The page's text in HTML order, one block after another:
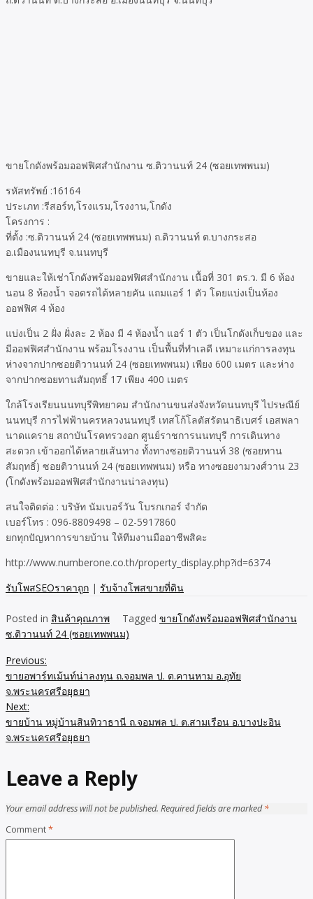
ขายโกดังพร้อมออฟฟิศสำนักงาน ซ.ติวานนท์ 24 (ซอยเทพพนม)
รหัสทรัพย์ :16164
ประเภท :รีสอร์ท,โรงแรม,โรงงาน,โกดัง
โครงการ :
ที่ตั้ง :ซ.ติวานนท์ 24 (ซอยเทพพนม) ถ.ติวานนท์ ต.บางกระสอ
อ.เมืองนนทบุรี จ.นนทบุรี
ขายและให้เช่าโกดังพร้อมออฟฟิศสำนักงาน เนื้อที่ 301 ตร.ว. มี 6 ห้อง
นอน 8 ห้องน้ำ จอดรถได้หลายคัน แถมแอร์ 1 ตัว โดยแบ่งเป็นห้อง
ออฟฟิศ 4 ห้อง
แบ่งเป็น 2 ฝั่ง ฝั่งละ 2 ห้อง มี 4 ห้องน้ำ แอร์ 1 ตัว เป็นโกดังเก็บของ และ
มีออฟฟิศสำนักงาน พร้อมโรงงาน เป็นพื้นที่ทำเลดี เหมาะแก่การลงทุน
ห่างจากปากซอยติวานนท์ 24 (ซอยเทพพนม) เพียง 600 เมตร และห่าง
จากปากซอยทานสัมฤทธิ์ 17 เพียง 400 เมตร
ใกล้โรงเรียนนนทบุรีพิทยาคม สำนักงานขนส่งจังหวัดนนทบุรี ไปรษณีย์
นนทบุรี การไฟฟ้านครหลวงนนทบุรี เทสโก้โลตัสรัตนาธิเบศร์ เอสพลา
นาดแคราย สถาบันโรคทรวงอก ศูนย์ราชการนนทบุรี การเดินทาง
สะดวก เข้าออกได้หลายเส้นทาง ทั้งทางซอยติวานนท์ 38 (ซอยทาน
สัมฤทธิ์) ซอยติวานนท์ 24 (ซอยเทพพนม) หรือ ทางซอยงามวงศ์วาน 23
(โกดังพร้อมออฟฟิศสำนักงานน่าลงทุน)
สนใจติดต่อ : บริษัท นัมเบอร์วัน โบรกเกอร์ จำกัด
เบอร์โทร : 096-8809498 – 02-5917860
ยกทุกปัญหาการขายบ้าน ให้ทีมงานมืออาชีพสิคะ
http://www.numberone.co.th/property_display.php?id=6374
รับโพสSEOราคาถูก | รับจ้างโพสขายที่ดิน
Posted in สินค้าคุณภาพ Tagged ขายโกดังพร้อมออฟฟิศสำนักงาน
ซ.ติวานนท์ 24 (ซอยเทพพนม)
Post
navigation
Previous:
ขายอพาร์ทเม้นท์น่าลงทุน ถ.จอมพล ป. ต.คานหาม อ.อุทัย
จ.พระนครศรีอยุธยา
Next:
ขายบ้าน หมู่บ้านสินทิวาธานี ถ.จอมพล ป. ต.สามเรือน อ.บางปะอิน
จ.พระนครศรีอยุธยา
Leave a Reply
Your email address will not be published. Required fields are marked*
Comment*